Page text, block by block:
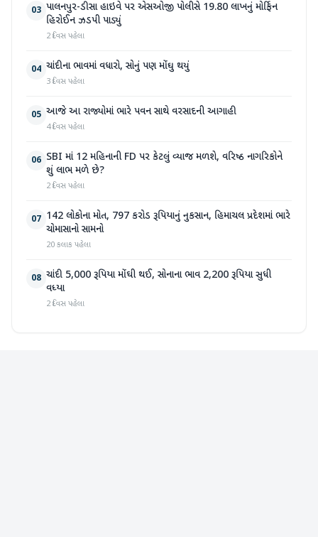
03 પાલનપુર-ડીસા હાઇવે પર એસઓજી પોલીસે 19.80 લાખનું મોર્ફિન
હિરોઈન ઝડપી પાડ્યું
2 દિવસ પહેલા
04 ચાંદીના ભાવમાં વધારો, સોનું પણ મોંઘુ થયું
3 દિવસ પહેલા
05 આજે આ રાજ્યોમાં ભારે પવન સાથે વરસાદની આગાહી
4 દિવસ પહેલા
06 SBI માં 12 મહિનાની FD પર કેટલું વ્યાજ મળશે, વરિષ્ઠ નાગરિકોને
શું લાભ મળે છે?
2 દિવસ પહેલા
07 142 લોકોના મોત, 797 કરોડ રૂપિયાનું નુકસાન, હિમાચલ પ્રદેશમાં ભારે
ચોમાસાનો સામનો
20 કલાક પહેલા
08 ચાંદી 5,000 રૂપિયા મોંઘી થઈ, સોનાના ભાવ 2,200 રૂપિયા સુધી
વધ્યા
2 દિવસ પહેલા